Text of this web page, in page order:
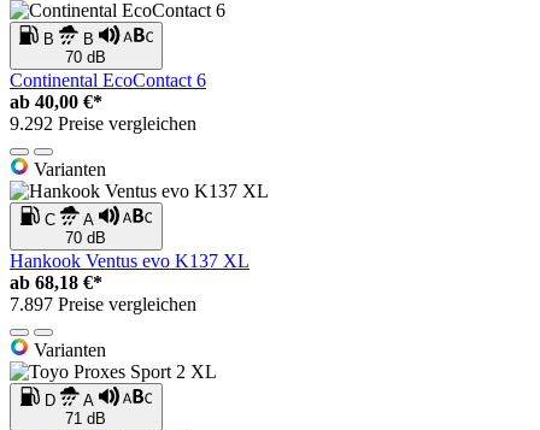
B
B
70 dB
Continental EcoContact 6
ab 40,00 €*
9.292 Preise vergleichen
Varianten
C
A
70 dB
Hankook Ventus evo K137 XL
ab 68,18 €*
7.897 Preise vergleichen
Varianten
D
A
71 dB